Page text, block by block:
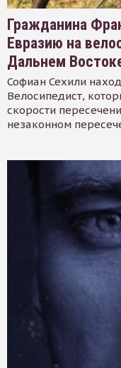
Гражданина
Евразию на
Дальнем
Софиан Сехили
Велосипедист,
скорости
незаконном